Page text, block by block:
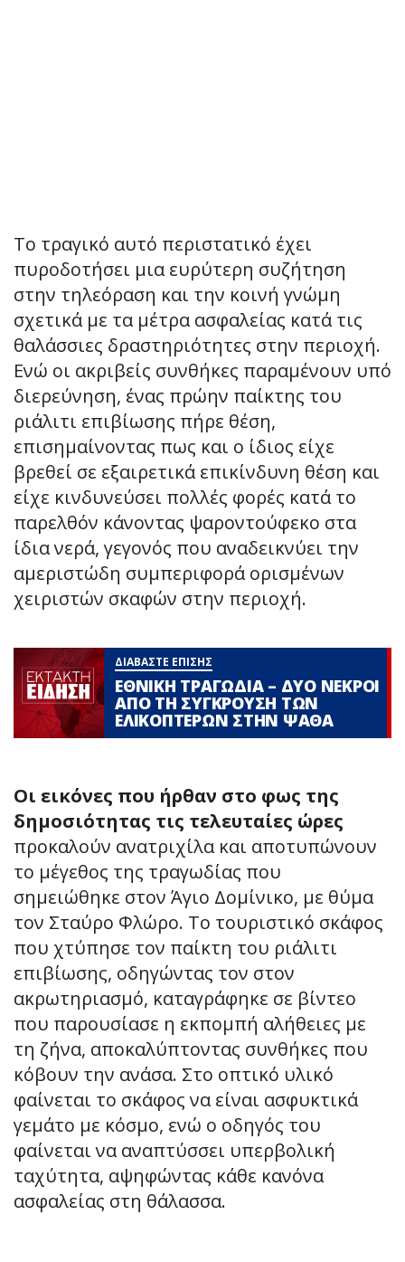
Το τραγικό αυτό περιστατικό έχει
πυροδοτήσει μια ευρύτερη συζήτηση
στην τηλεόραση και την κοινή γνώμη
σχετικά με τα μέτρα ασφαλείας κατά τις
θαλάσσιες δραστηριότητες στην περιοχή.
Ενώ οι ακριβείς συνθήκες παραμένουν υπό
διερεύνηση, ένας πρώην παίκτης του
ριάλιτι επιβίωσης πήρε θέση,
επισημαίνοντας πως και ο ίδιος είχε
βρεθεί σε εξαιρετικά επικίνδυνη θέση και
είχε κινδυνεύσει πολλές φορές κατά το
παρελθόν κάνοντας ψαροντούφεκο στα
ίδια νερά, γεγονός που αναδεικνύει την
αμεριστώδη συμπεριφορά ορισμένων
χειριστών σκαφών στην περιοχή.
ΔΙΑΒΑΣΤΕ ΕΠΙΣΗΣ
ΕΘΝΙΚΗ ΤΡΑΓΩΔΙΑ – ΔΥΟ ΝΕΚΡΟΙ
ΑΠΟ ΤΗ ΣΥΓΚΡΟΥΣΗ ΤΩΝ
ΕΛΙΚΟΠΤΕΡΩΝ ΣΤΗΝ ΨΑΘΑ
Οι εικόνες που ήρθαν στο φως της
δημοσιότητας τις τελευταίες ώρες
προκαλούν ανατριχίλα και αποτυπώνουν
το μέγεθος της τραγωδίας που
σημειώθηκε στον Άγιο Δομίνικο, με θύμα
τον Σταύρο Φλώρο. Το τουριστικό σκάφος
που χτύπησε τον παίκτη του ριάλιτι
επιβίωσης, οδηγώντας τον στον
ακρωτηριασμό, καταγράφηκε σε βίντεο
που παρουσίασε η εκπομπή αλήθειες με
τη ζήνα, αποκαλύπτοντας συνθήκες που
κόβουν την ανάσα. Στο οπτικό υλικό
φαίνεται το σκάφος να είναι ασφυκτικά
γεμάτο με κόσμο, ενώ ο οδηγός του
φαίνεται να αναπτύσσει υπερβολική
ταχύτητα, αψηφώντας κάθε κανόνα
ασφαλείας στη θάλασσα.